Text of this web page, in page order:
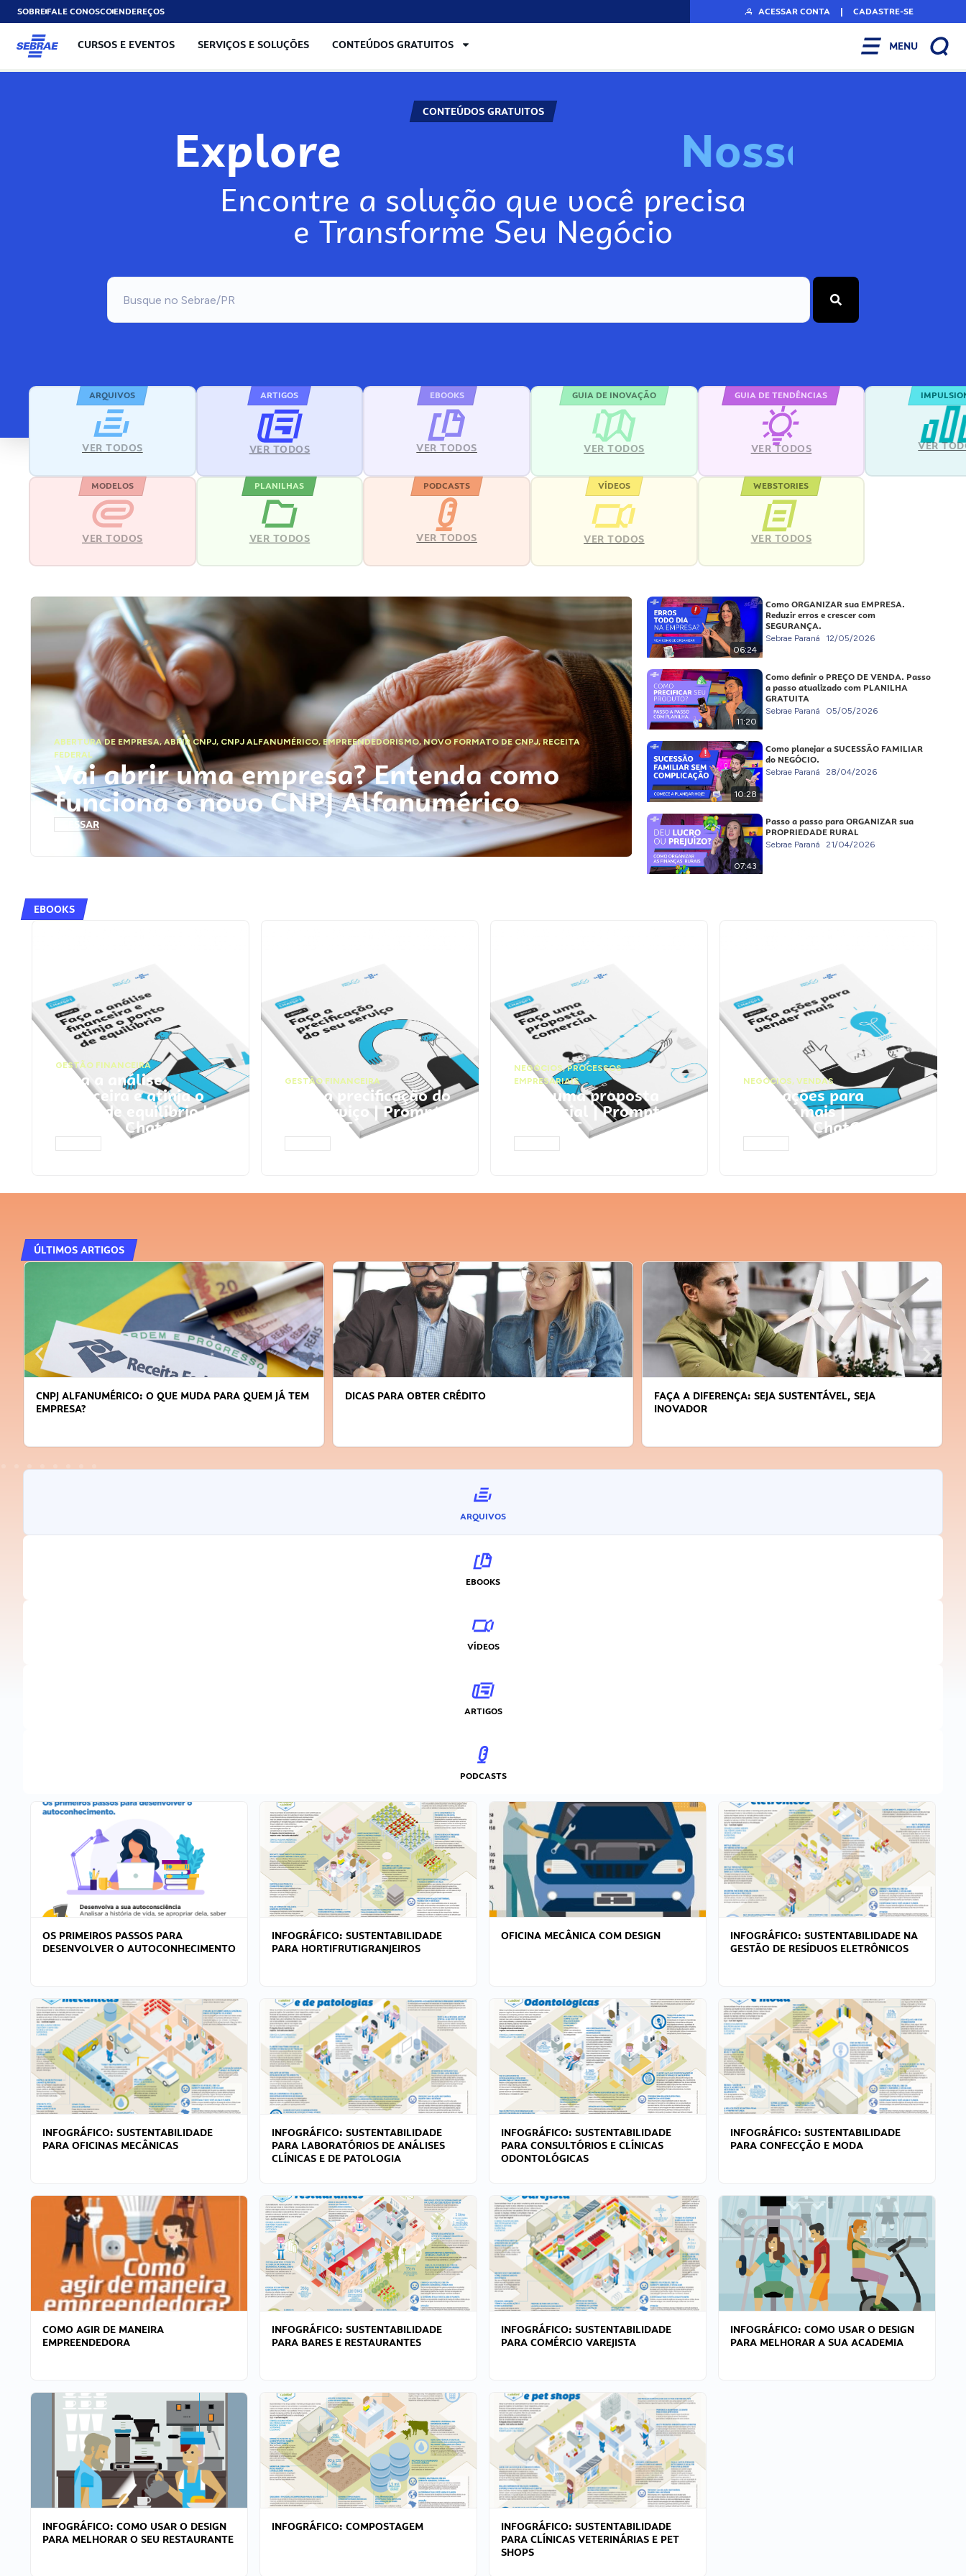
SOBREFALE CONOSCOENDEREÇOS ACESSAR CONTA | CADASTRE-SE
CURSOS E EVENTOS SERVIÇOS E SOLUÇÕES CONTEÚDOS GRATUITOS MENU
CONTEÚDOS GRATUITOS
Explore Nos
Encontre a solução que você precisa
e Transforme Seu Negócio
ARQUIVOS
VER TODOS
ARTIGOS
VER TODOS
EBOOKS
VER TODOS
GUIA DE INOVAÇÃO
VER TODOS
GUIA DE TENDÊNCIAS
VER TODOS VER
MODELOS
VER TODOS
PLANILHAS
VER TODOS
PODCASTS
VER TODOS
VÍDEOS
VER TODOS
WEBSTORIES
VER TODOS
ABERTURA DE EMPRESA,ABRIR CNPJ, CNPJ ALFANUMÉRICO, EMPREENDEDORISMO,NOVO FORMATO DE CNPJ,RECEITA
FEDERAL
Vai abrir uma empresa? Entenda como
funciona o novo CNPJ Alfanumérico
ACESSAR
06:24
Como ORGANIZAR sua EMPRESA.
Reduzir erros e crescer com
SEGURANÇA.
Sebrae Paraná 12/05/2026
11:20
Como definir o PREÇO DE VENDA. Passo
a passo atualizado com PLANILHA
GRATUITA
Sebrae Paraná 05/05/2026
10:28
Como planejar a SUCESSÃO FAMILIAR
do NEGÓCIO.
Sebrae Paraná 28/04/2026
07:43
Passo a passo para ORGANIZAR sua
PROPRIEDADE RURAL
Sebrae Paraná 21/04/2026
EBOOKS
GESTÃO FINANCEIRA
Faça a análise
financeira e atinja o
ponto de equilíbrio |
Prompts ChatGPT
GESTÃO FINANCEIRA
Faça a precificação do
seu serviço | Prompts
ChatGPT
NEGÓCIOS,PROCESSOS
EMPRESARIAIS
Faça uma proposta
comercial | Prompts
ChatGPT
NEGÓCIOS, VENDAS
Faça ações para
vender mais |
Prompts ChatGPT
ÚLTIMOS ARTIGOS
CNPJ ALFANUMÉRICO: O QUE MUDA PARA QUEM JÁ TEM
EMPRESA?
DICAS PARA OBTER CRÉDITO
FAÇA A DIFERENÇA: SEJA SUSTENTÁVEL, SEJA
INOVADOR
ARQUIVOS
EBOOKS
VÍDEOS
ARTIGOS
PODCASTS
OS PRIMEIROS PASSOS PARA
DESENVOLVER O AUTOCONHECIMENTO
INFOGRÁFICO: SUSTENTABILIDADE
PARA HORTIFRUTIGRANJEIROS
OFICINA MECÂNICA COM DESIGN
INFOGRÁFICO: SUSTENTABILIDADE NA
GESTÃO DE RESÍDUOS ELETRÔNICOS
INFOGRÁFICO: SUSTENTABILIDADE
PARA OFICINAS MECÂNICAS
INFOGRÁFICO: SUSTENTABILIDADE
PARA LABORATÓRIOS DE ANÁLISES
CLÍNICAS E DE PATOLOGIA
INFOGRÁFICO: SUSTENTABILIDADE
PARA CONSULTÓRIOS E CLÍNICAS
ODONTOLÓGICAS
INFOGRÁFICO: SUSTENTABILIDADE
PARA CONFECÇÃO E MODA
COMO AGIR DE MANEIRA
EMPREENDEDORA
INFOGRÁFICO: SUSTENTABILIDADE
PARA BARES E RESTAURANTES
INFOGRÁFICO: SUSTENTABILIDADE
PARA COMÉRCIO VAREJISTA
INFOGRÁFICO: COMO USAR O DESIGN
PARA MELHORAR A SUA ACADEMIA
INFOGRÁFICO: COMO USAR O DESIGN
PARA MELHORAR O SEU RESTAURANTE
INFOGRÁFICO: COMPOSTAGEM
INFOGRÁFICO: SUSTENTABILIDADE
PARA CLÍNICAS VETERINÁRIAS E PET
SHOPS